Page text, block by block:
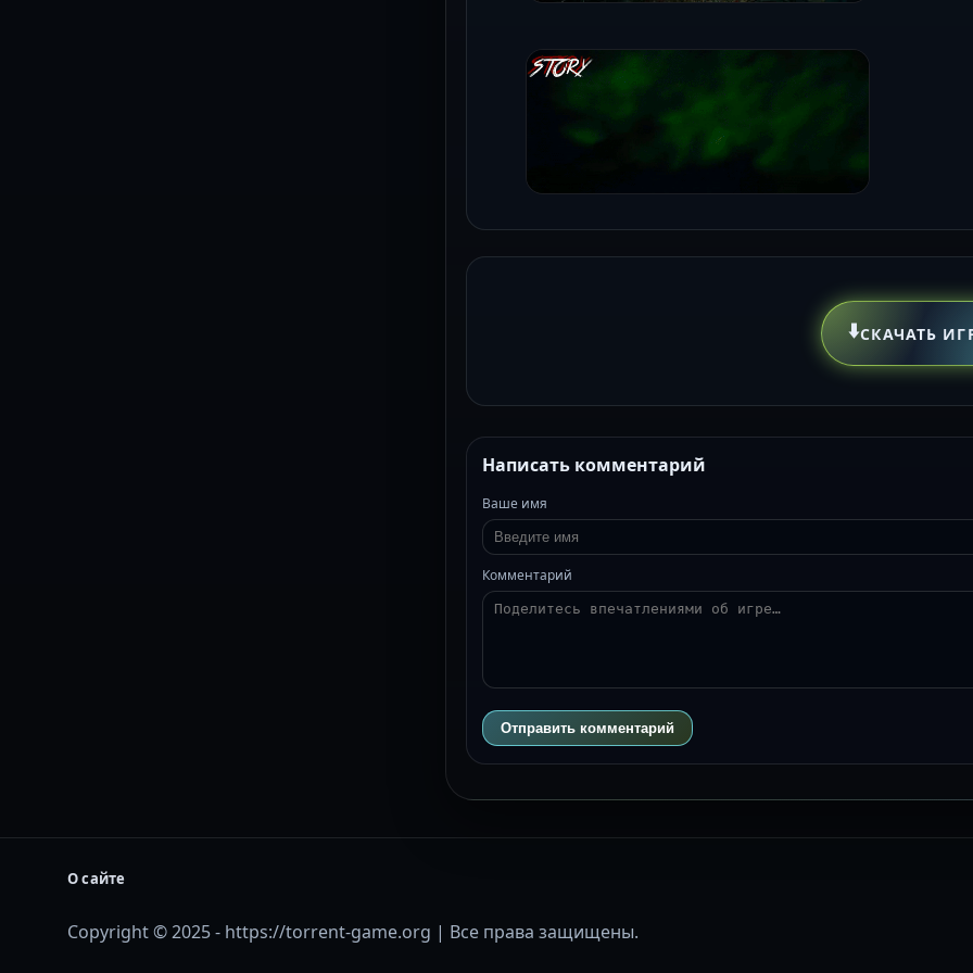
⬇️СКАЧАТЬ
Написать комментарий
Ваше имя
Комментарий
Отправить комментарий
О сайте
Copyright © 2025 - https://torrent-game.org | Все права защищены.